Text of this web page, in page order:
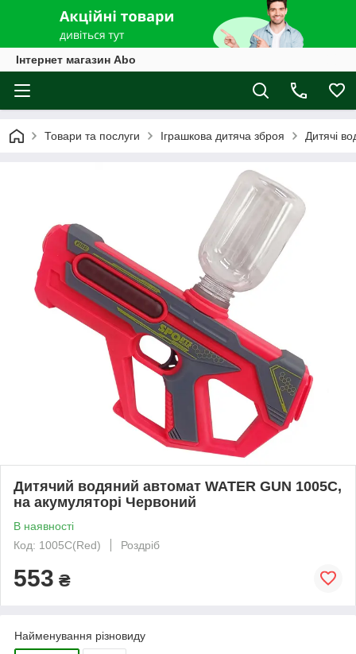
Інтернет магазин Abo
Товари та послуги Іграшкова дитяча зброя Дитячі
Дитячий водяний автомат WATER GUN 1005C,
на акумуляторі Червоний
В наявності
Код: 1005C(Red)
Роздріб
553 ₴
Найменування різновиду